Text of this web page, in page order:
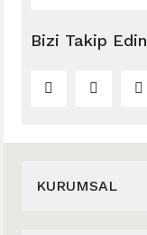
Bizi Takip Edin
KURUMSAL